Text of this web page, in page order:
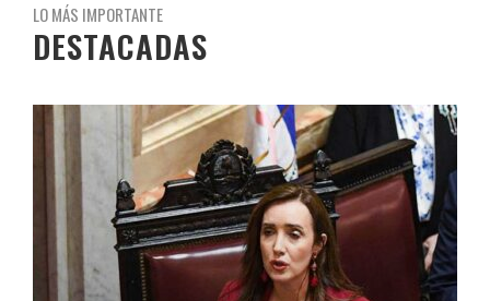
LO MÁS IMPORTANTE
DESTACADAS